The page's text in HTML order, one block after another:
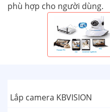
phù hợp cho người dùng.
Lắp camera KBVISION